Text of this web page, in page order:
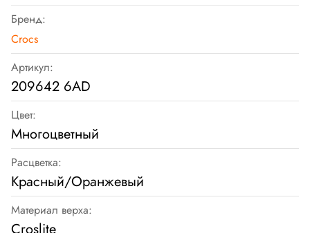
Бренд:
Crocs
Артикул:
209642 6AD
Цвет:
Многоцветный
Расцветка:
Красный/Оранжевый
Материал верха: